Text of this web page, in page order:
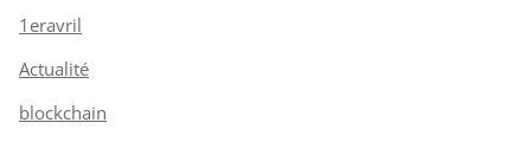
1eravril
Actualité
blockchain